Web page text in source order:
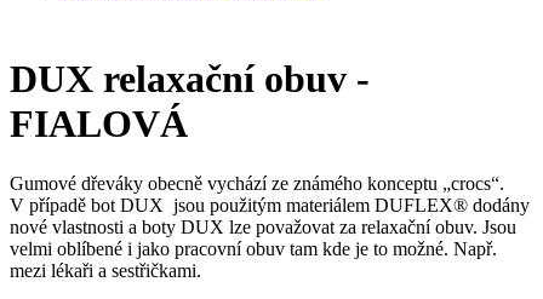
DUX relaxační obuv -
FIALOVÁ
Gumové dřeváky obecně vychází ze známého konceptu „crocs“.
V případě bot DUX jsou použitým materiálem DUFLEX® dodány
nové vlastnosti a boty DUX lze považovat za relaxační obuv. Jsou
velmi oblíbené i jako pracovní obuv tam kde je to možné. Např.
mezi lékaři a sestřičkami.